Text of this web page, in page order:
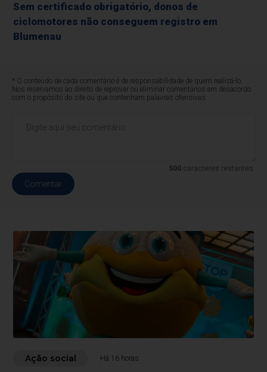
Sem certificado obrigatório, donos de
ciclomotores não conseguem registro em
Blumenau
* O conteúdo de cada comentário é de responsabilidade de quem realizá-lo.
Nos reservamos ao direito de reprovar ou eliminar comentários em desacordo
com o propósito do site ou que contenham palavras ofensivas.
500caracteres restantes.
Comentar
Ação social Há 16 horas